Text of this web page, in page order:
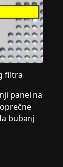
filtra
panel na
bubanj